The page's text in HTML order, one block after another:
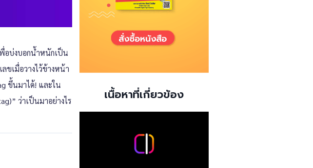
อบ่งบอกน้ำหนักเป็น
ขเมื่อวางไว้ข้างหน้า
ขึ้นมาได้! และใน
ว่าเป็นมาอย่างไร
เนื้อหาที่เกี่ยวข้อง